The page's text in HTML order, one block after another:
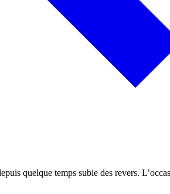
quelque temps subie des revers.